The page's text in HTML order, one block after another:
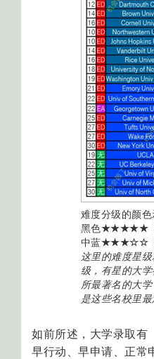
难度分级的颜
黑色
中蓝
这里的难度星
级，有星的大
所最著名的大
是这些名校里
如前所述，大学录取有
早行动、早申请、正常